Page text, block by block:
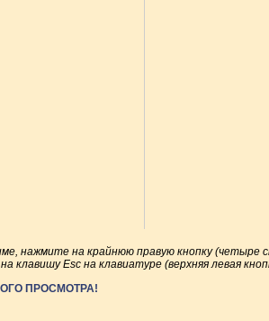
нажмите на крайнюю правую кнопку (четыре
Esc на клавиатуре (верхняя левая
ПРОСМОТРА!